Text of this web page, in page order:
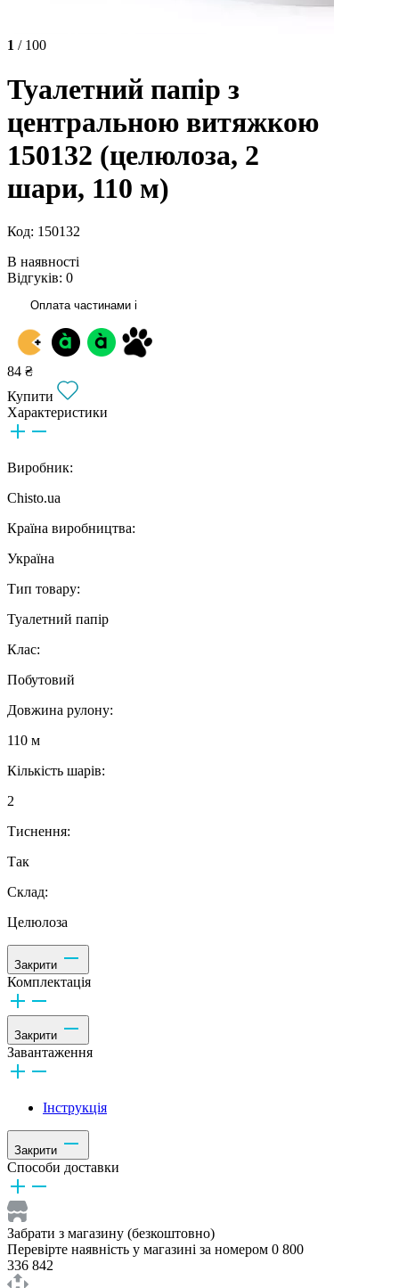
1 / 100
Туалетний папір з
центральною витяжкою
150132 (целюлоза, 2
шари, 110 м)
Код: 150132
В наявності
Відгуків: 0
Оплата частинами i
84 ₴
Купити
Характеристики
Виробник:
Chisto.ua
Країна виробництва:
Україна
Тип товару:
Туалетний папір
Клас:
Побутовий
Довжина рулону:
110 м
Кількість шарів:
2
Тиснення:
Так
Склад:
Целюлоза
Закрити
Комплектація
Закрити
Завантаження
Інструкція
Закрити
Способи доставки
Забрати з магазину (безкоштовно)
Перевірте наявність у магазині за номером 0 800
336 842